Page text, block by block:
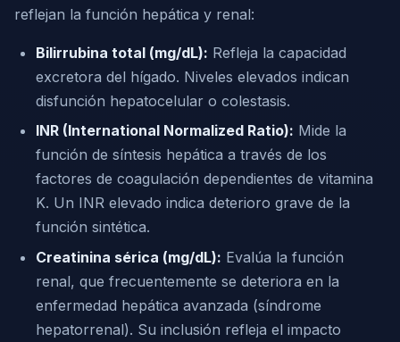
reflejan la función hepática y renal:
Bilirrubina total (mg/dL): Refleja la capacidad
excretora del hígado. Niveles elevados indican
disfunción hepatocelular o colestasis.
INR (International Normalized Ratio): Mide la
función de síntesis hepática a través de los
factores de coagulación dependientes de vitamina
K. Un INR elevado indica deterioro grave de la
función sintética.
Creatinina sérica (mg/dL): Evalúa la función
renal, que frecuentemente se deteriora en la
enfermedad hepática avanzada (síndrome
hepatorrenal). Su inclusión refleja el impacto